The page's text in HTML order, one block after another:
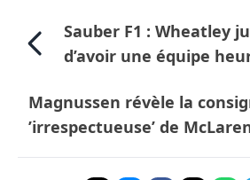
Sauber F1 : Wheatley
d’avoir une équipe
Magnussen révèle la
’irrespectueuse’ de